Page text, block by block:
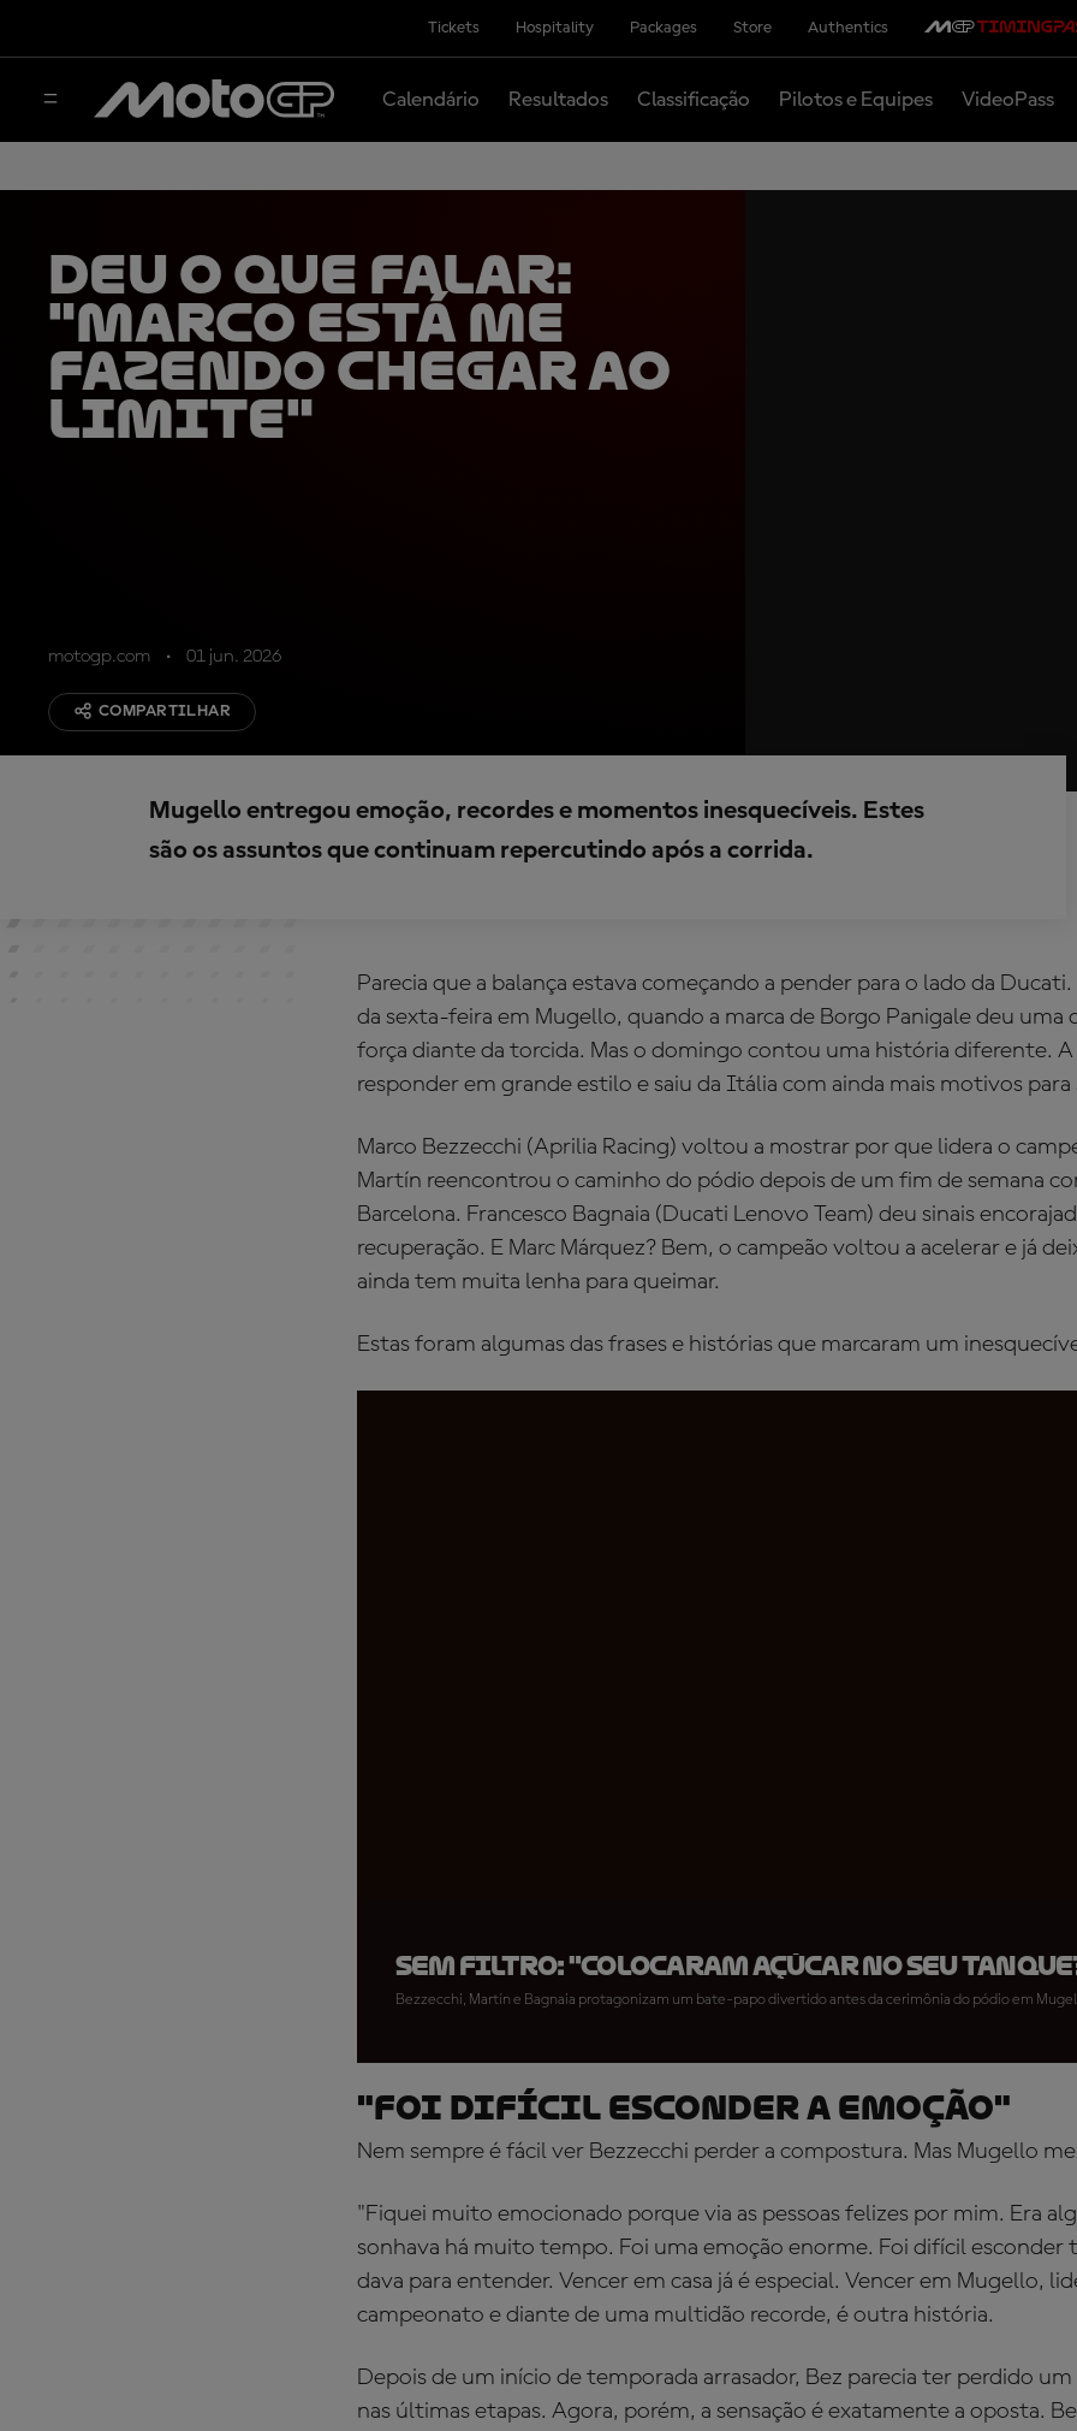
Tickets Hospitality Packages Store Authentics
Calendário Resultados Classificação Pilotos e Equipes VideoPass
Deu o que falar:
"Marco está me
fazendo chegar ao
limite"
motogp.com 01 jun. 2026
COMPARTILHAR
Mugello entregou emoção, recordes e momentos inesquecíveis. Estes
são os assuntos que continuam repercutindo após a corrida.
Parecia que a balança estava começando a pender para o lado da
da sexta-feira em Mugello, quando a marca de Borgo Panigale deu uma
força diante da torcida. Mas o domingo contou uma história diferente.
responder em grande estilo e saiu da Itália com ainda mais motivos para
Marco Bezzecchi (Aprilia Racing) voltou a mostrar por que lidera o
Martín reencontrou o caminho do pódio depois de um fim de semana
Barcelona. Francesco Bagnaia (Ducati Lenovo Team) deu sinais
recuperação. E Marc Márquez? Bem, o campeão voltou a acelerar e já
ainda tem muita lenha para queimar.
Estas foram algumas das frases e histórias que marcaram um
SEM FILTRO: "Colocaram açúcar no seu
Bezzecchi, Martín e Bagnaia protagonizam um bate-papo divertido antes da cerimônia do pódio em
"Foi difícil esconder a emoção"
Nem sempre é fácil ver Bezzecchi perder a compostura. Mas Mugello
"Fiquei muito emocionado porque via as pessoas felizes por mim. Era
sonhava há muito tempo. Foi uma emoção enorme. Foi difícil esconder
dava para entender. Vencer em casa já é especial. Vencer em Mugello,
campeonato e diante de uma multidão recorde, é outra história.
Depois de um início de temporada arrasador, Bez parecia ter perdido
nas últimas etapas. Agora, porém, a sensação é exatamente a oposta.